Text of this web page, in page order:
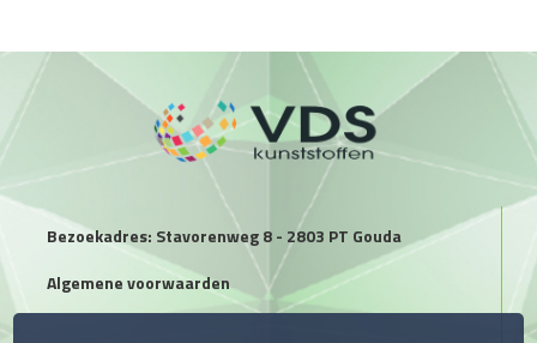
Bezoekadres: Stavorenweg 8 - 2803 PT Gouda
Algemene voorwaarden